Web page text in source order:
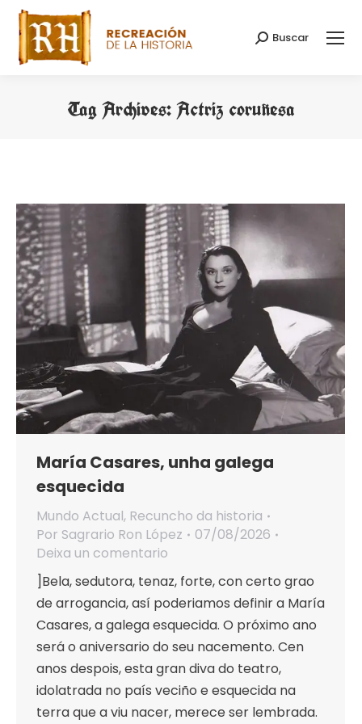
Search:
Buscar
Tag Archives:Actriz coruñesa
María Casares, unha galega
esquecida
Mundo Actual, Recuncho da historia
Por Sagrario Ron López
07/08/2026
Deixa un comentario
]Bela, sedutora, tenaz, forte, con certo grao
de arrogancia, así poderiamos definir a María
Casares, a galega esquecida. O próximo ano
será o aniversario do seu nacemento. Cen
anos despois, esta gran diva do teatro,
idolatrada no país veciño e esquecida na
terra que a viu nacer, merece ser lembrada.